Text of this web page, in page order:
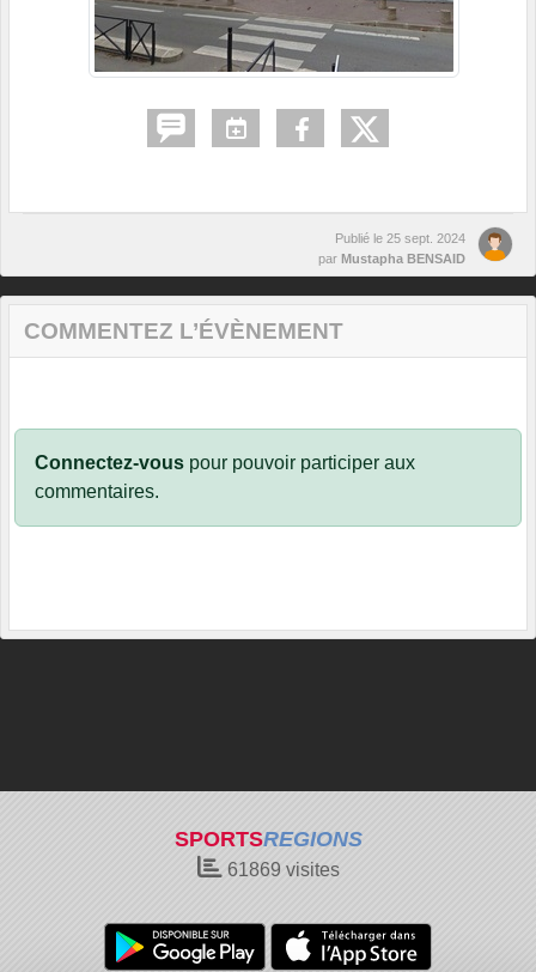
Publié le 25 sept. 2024
par Mustapha BENSAID
COMMENTEZ L’ÉVÈNEMENT
Connectez-vous pour pouvoir participer aux
commentaires.
SPORTSREGIONS
61869 visites